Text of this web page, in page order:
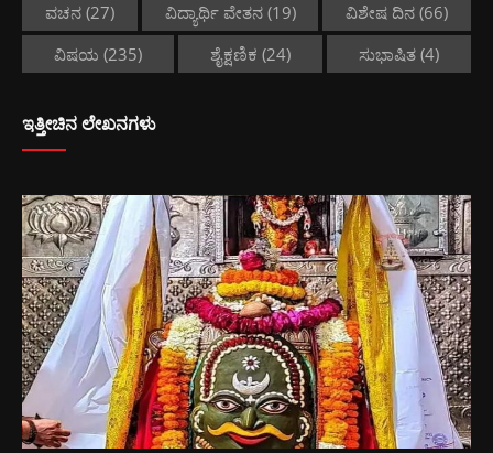
ವಚನ(27) ವಿದ್ಯಾರ್ಥಿ ವೇತನ(19) ವಿಶೇಷ ದಿನ (66)
ವಿಷಯ (235) ಶೈಕ್ಷಣಿಕ (24) ಸುಭಾಷಿತ (4)
ಇತ್ತೀಚಿನ ಲೇಖನಗಳು